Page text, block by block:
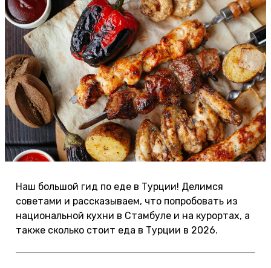
Наш большой гид по еде в Турции! Делимся
советами и рассказываем, что попробовать из
национальной кухни в Стамбуле и на курортах, а
также сколько стоит еда в Турции в 2026.